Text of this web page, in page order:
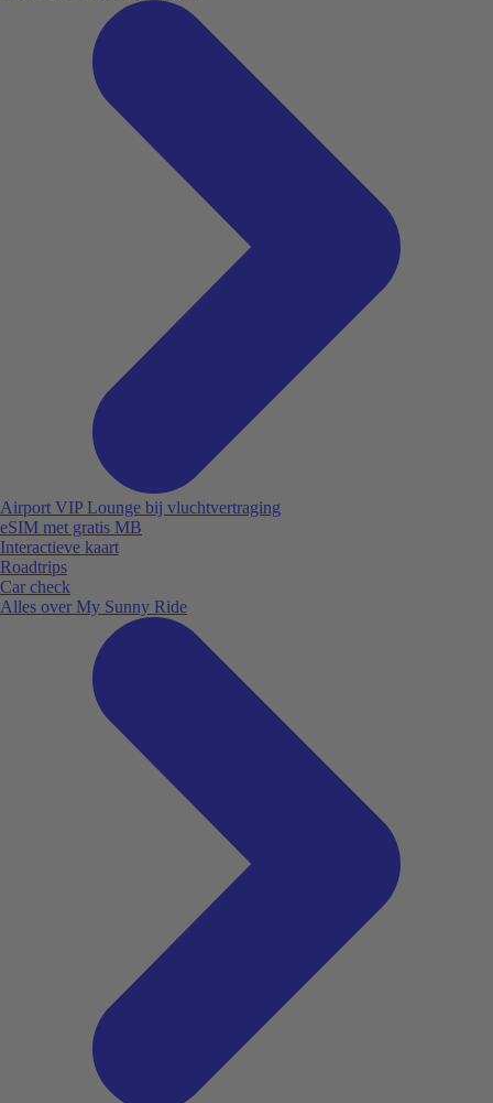
Airport VIP Lounge bij vluchtvertraging
eSIM met gratis MB
Interactieve kaart
Roadtrips
Car check
Alles over My Sunny Ride